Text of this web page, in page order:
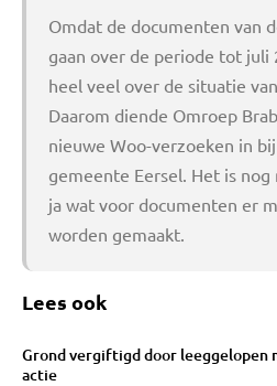
Omdat de documenten van
gaan over de periode tot
heel veel over de situatie
Daarom diende Omroep
nieuwe Woo-verzoeken in
gemeente Eersel. Het is
ja wat voor documenten er
worden gemaakt.
Lees ook
Grond vergiftigd door leeggelopen
actie